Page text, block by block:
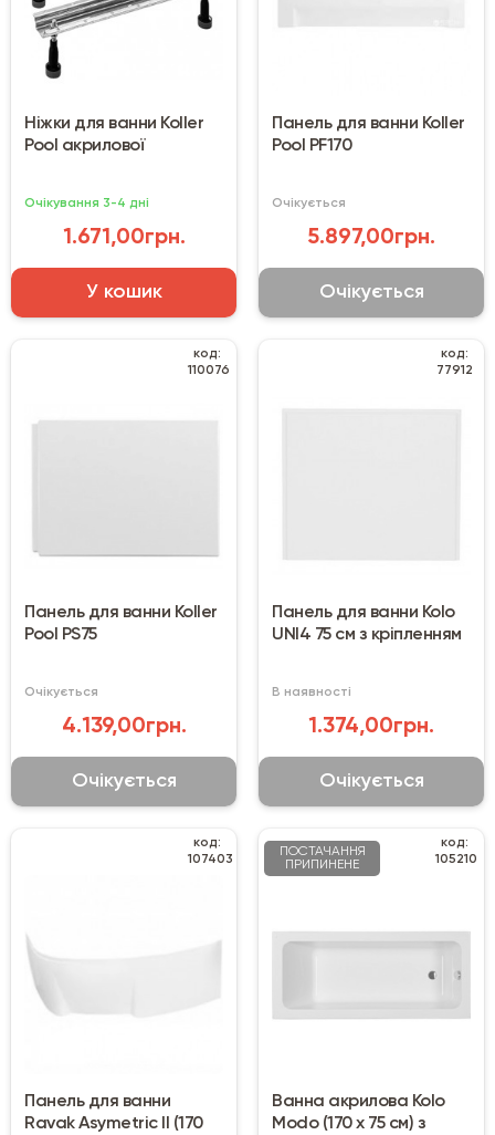
Ніжки для ванни Koller
Pool акрилової
Очікування 3-4 дні
1.671,00грн.
У кошик
Панель для ванни Koller
Pool PF170
Очікується
5.897,00грн.
Очікується
код:
110076
Панель для ванни Koller
Pool PS75
Очікується
4.139,00грн.
Очікується
код:
77912
Панель для ванни Kolo
UNI4 75 см з кріпленням
В наявності
1.374,00грн.
Очікується
код:
107403
Панель для ванни
Ravak Asymetric II (170
ПОСТАЧАННЯ
ПРИПИНЕНЕ
код:
105210
Ванна акрилова Kolo
Modo (170 х 75 см) з